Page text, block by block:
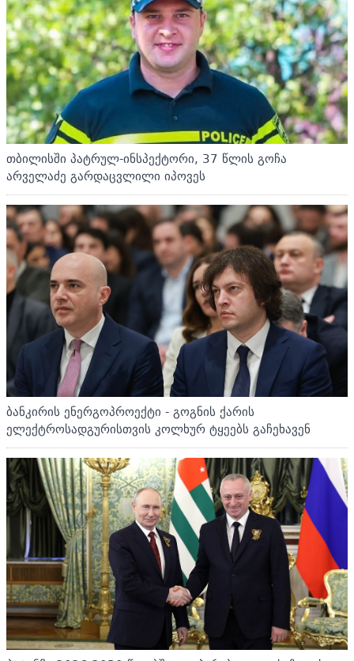
თბილისში პატრულ-ინსპექტორი, 37 წლის გოჩა
არველაძე გარდაცვლილი იპოვეს
ბანკირის ენერგოპროექტი - გოგნის ქარის
ელექტროსადგურისთვის კოლხურ ტყეებს გაჩეხავენ